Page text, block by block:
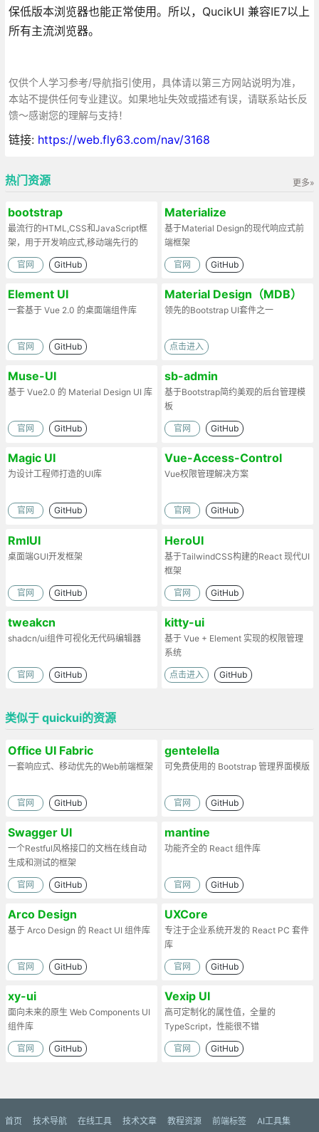
保低版本浏览器也能正常使用。所以，QucikUI 兼容IE7以上
所有主流浏览器。
仅供个人学习参考/导航指引使用，具体请以第三方网站说明为准，
本站不提供任何专业建议。如果地址失效或描述有误，请联系站长反
馈～感谢您的理解与支持！
链接: https://web.fly63.com/nav/3168
更多»
热门资源
bootstrap
最流行的HTML,CSS和JavaScript框
架，用于开发响应式,移动端先行的
web项目
官网 GitHub
Materialize
基于Material Design的现代响应式前
端框架
官网 GitHub
Element UI
一套基于 Vue 2.0 的桌面端组件库
官网 GitHub
Material Design（MDB）
领先的Bootstrap UI套件之一
点击进入
Muse-UI
基于 Vue2.0 的 Material Design UI 库
官网 GitHub
sb-admin
基于Bootstrap简约美观的后台管理模
板
官网 GitHub
Magic UI
为设计工程师打造的UI库
官网 GitHub
Vue-Access-Control
Vue权限管理解决方案
官网 GitHub
RmlUI
桌面端GUI开发框架
官网 GitHub
HeroUI
基于TailwindCSS构建的React 现代UI
框架
官网 GitHub
tweakcn
shadcn/ui组件可视化无代码编辑器
官网 GitHub
kitty-ui
基于 Vue + Element 实现的权限管理
系统
点击进入 GitHub
类似于 quickui的资源
Office UI Fabric
一套响应式、移动优先的Web前端框架
官网 GitHub
gentelella
可免费使用的 Bootstrap 管理界面模版
官网 GitHub
Swagger UI
一个Restful风格接口的文档在线自动
生成和测试的框架
官网 GitHub
mantine
功能齐全的 React 组件库
官网 GitHub
Arco Design
基于 Arco Design 的 React UI 组件库
官网 GitHub
UXCore
专注于企业系统开发的 React PC 套件
库
官网 GitHub
xy-ui
面向未来的原生 Web Components UI
组件库
官网 GitHub
Vexip UI
高可定制化的属性值，全量的
TypeScript，性能很不错
官网 GitHub
首页 技术导航 在线工具 技术文章 教程资源 前端标签 AI工具集